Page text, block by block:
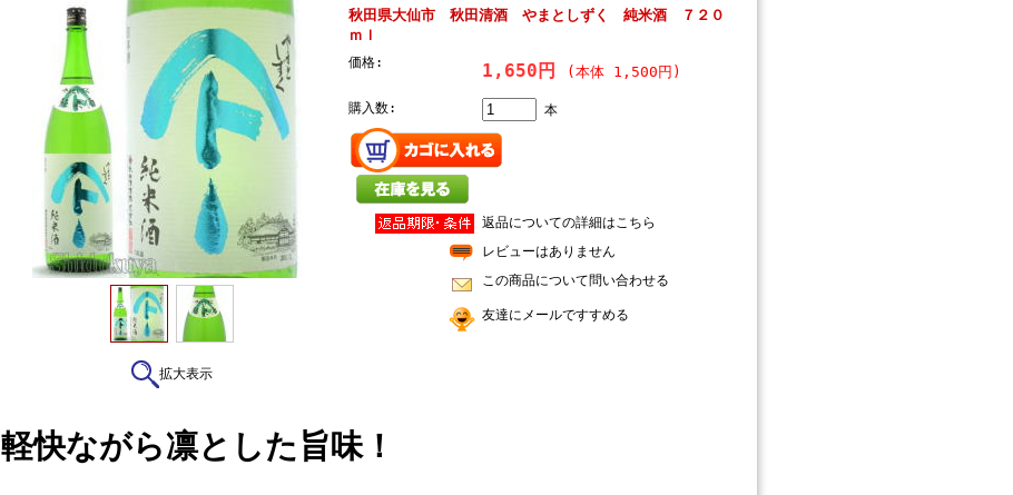
拡大表示
秋田県大仙市 秋田清酒 やまとしずく 純米酒 ７２０
ｍｌ
価格: 1,650円 (本体 1,500円)
購入数: 本
返品についての詳細はこちら
レビューはありません
この商品について問い合わせる
友達にメールですすめる
軽快ながら凛とした旨味！